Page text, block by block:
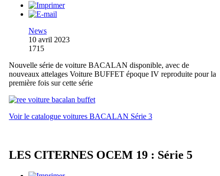
News
10 avril 2023
1715
Nouvelle série de voiture BACALAN disponible, avec de
nouveaux attelages Voiture BUFFET époque IV reproduite pour la
première fois sur cette série
Voir le catalogue voitures BACALAN Série 3
LES CITERNES OCEM 19 : Série 5